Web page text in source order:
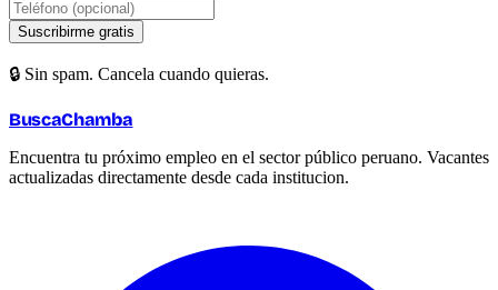
Suscribirme gratis
🔒 Sin spam. Cancela cuando quieras.
BuscaChamba
Encuentra tu próximo empleo en el sector público peruano. Vacantes
actualizadas directamente desde cada institucion.